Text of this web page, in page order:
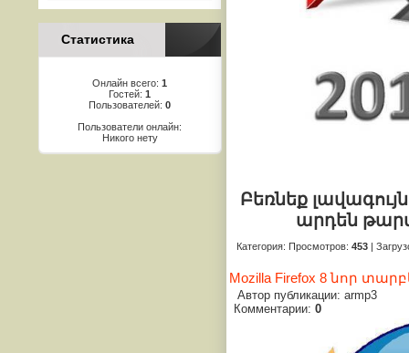
Статистика
Онлайн всего: 1
Гостей: 1
Пользователей: 0
Пользователи онлайн:
Никого нету
Բեռնեք
արդեն
Категория: Просмотров: 453|
Mozilla Firefox 8 նոր
Автор публикации: armp3
Комментарии: 0